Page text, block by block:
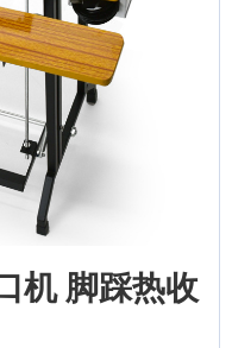
机 脚踩热收